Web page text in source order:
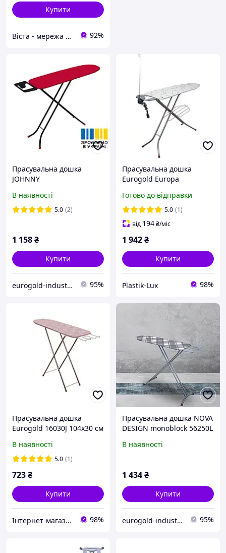
Купити
Віста - мережа будівельно-господарчих маркетів 92%
Прасувальна дошка
JOHNNY
В наявності
5.0 (2)
1 158₴
Купити
eurogold-industries 95%
Прасувальна дошка
Eurogold Europa
(22558A) з розеткою та
полицею
Готово до відправки
5.0 (1)
від 194₴/міс
1 942₴
Купити
Plastik-Lux 98%
Прасувальна дошка
Eurogold 16030J 104х30 см
В наявності
5.0 (1)
723₴
Купити
Інтернет-магазин Господиня 98%
Прасувальна дошка NOVA
DESIGN monoblock 56250L
В наявності
1 434₴
Купити
eurogold-industries 95%